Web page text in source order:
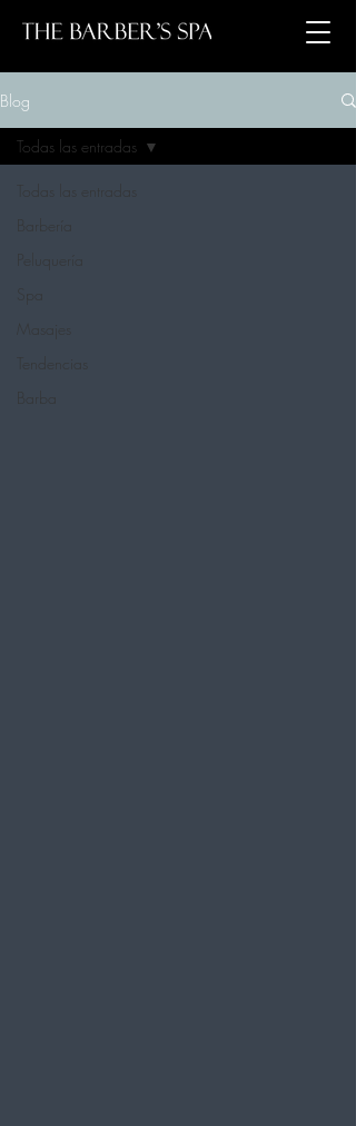
Blog
Todas las entradas
Barbería
Spa
Masajes
Tendencias
Barba
Todas las entradas